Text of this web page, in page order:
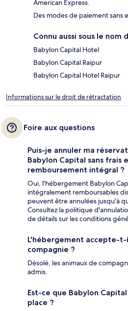
American Express.
Des modes de paiement sans
Connu aussi sous le nom
Babylon Capital Hotel
Babylon Capital Raipur
Babylon Capital Hotel Raipur
Informations sur le droit de rétractation
Foire aux questions
Puis-je annuler ma
Babylon Capital sans frais
remboursement intégral ?
Oui, l'hébergement Babylon
intégralement remboursables
peuvent être annulées jusqu'à
Consultez la politique
de détails sur les conditions
L'hébergement accepte-t-
compagnie ?
Désolé, les animaux de
admis.
Est-ce que Babylon
place ?